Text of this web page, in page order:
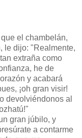
el chambelán,
le dijo: "Realmente,
extraña como
he de
y acabará
¡oh gran visir!
devolviéndonos al
gran júbilo, y
a contarme